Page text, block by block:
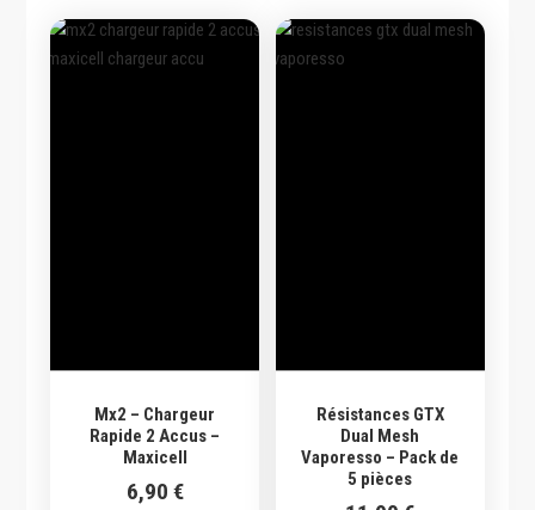
Mx2 – Chargeur
Rapide 2 Accus –
Maxicell
6,90 €
Résistances GTX
Dual Mesh
Vaporesso – Pack de
5 pièces